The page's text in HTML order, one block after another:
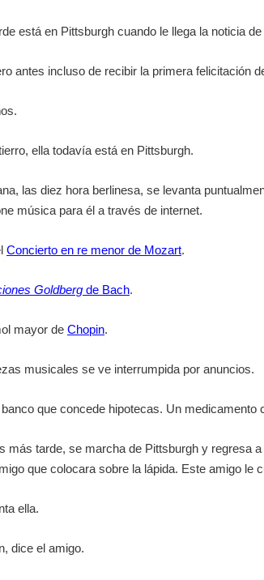
está en Pittsburgh cuando le llega la noticia
antes incluso de recibir la primera felicitación
ella todavía está en Pittsburgh.
las diez hora berlinesa, se levanta
música para él a través de internet.
Concierto en re menor de Mozart.
Goldberg de Bach.
mayor de Chopin.
musicales se ve interrumpida por anuncios.
que concede hipotecas. Un medicamento
más tarde, se marcha de Pittsburgh y regresa
que colocara sobre la lápida. Este amigo le
ella.
dice el amigo.